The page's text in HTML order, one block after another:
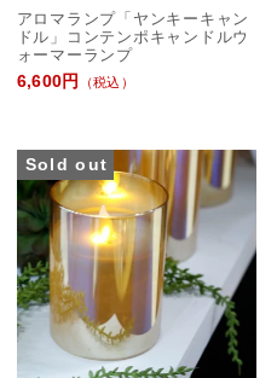
アロマランプ「ヤンキーキャン
ドル」コンテンポキャンドルウ
ォーマーランプ
6,600円
（税込）
Sold out